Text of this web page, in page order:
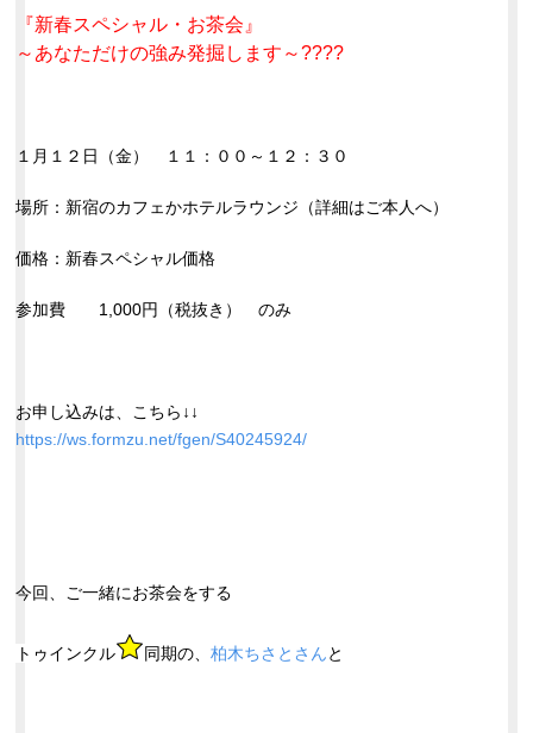
『新春スペシャル・お茶会』
～あなただけの強み発掘します～????
１月１２日（金） １１：００～１２：３０
場所：新宿のカフェかホテルラウンジ（詳細はご本人へ）
価格：新春スペシャル価格
参加費 1,000円（税抜き） のみ
お申し込みは、こちら↓↓
https://ws.formzu.net/fgen/S40245924/
今回、ご一緒にお茶会をする
トゥインクル 同期の、柏木ちさとさんと